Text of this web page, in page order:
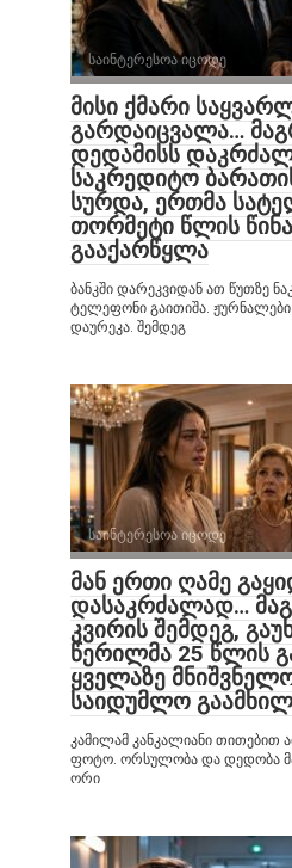
საინტერესოა იცოდე
მისი ქმარი
გარდაიცვალა…
დედამისს
საკრედიტო
სურდა, ერთმა
თორმეტი წლის
გააქარწყლა
ბანკში დარეკვიდან ათ წუთზე
ტელეფონი გაითიშა.
დაურეკა. შემდეგ
საინტერესოა იცოდე
მან ერთი ღამე
დასაკრძალად…
კვირის შემდეგ,
წერილმა 25 წლის
ყველაზე
საიდუმლო
კამილამ კანკალიანი
ფოტო. ორსულობა და დედობა
ორი